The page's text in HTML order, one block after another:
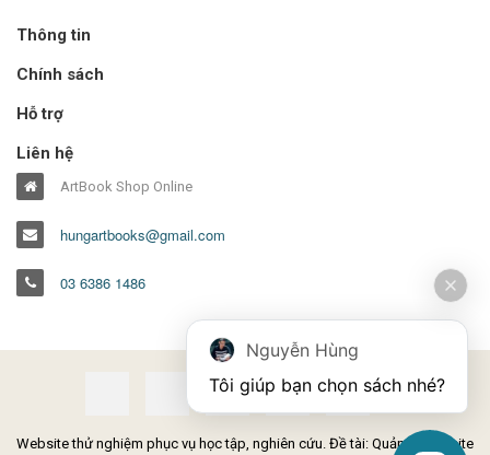
Thông tin
Chính sách
Hỗ trợ
Liên hệ
ArtBook Shop Online
hungartbooks@gmail.com
03 6386 1486
Website thử nghiệm phục vụ học tập, nghiên cứu. Đề tài: Quản lý Website
Nguyễn Hùng
Tôi giúp bạn chọn sách nhé?